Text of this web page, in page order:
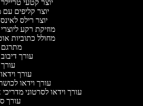
יוצר קטעי
יוצר קליפים
יוצר רילס
מוזיקת רקע
מחולל כתוביות
עורך
עורך
עורך וידאו
עורך וידאו לסרטוני
עורך